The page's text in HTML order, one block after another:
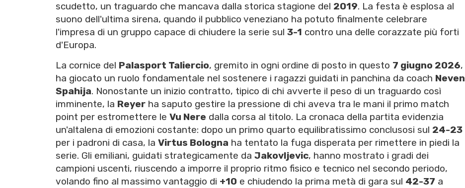
scudetto, un traguardo che mancava dalla storica stagione del 2019. La festa è esplosa al
suono dell'ultima sirena, quando il pubblico veneziano ha potuto finalmente celebrare
l'impresa di un gruppo capace di chiudere la serie sul 3-1 contro una delle corazzate più forti
d'Europa.
La cornice del Palasport Taliercio, gremito in ogni ordine di posto in questo 7 giugno 2026,
ha giocato un ruolo fondamentale nel sostenere i ragazzi guidati in panchina da coach Neven
Spahija. Nonostante un inizio contratto, tipico di chi avverte il peso di un traguardo così
imminente, la Reyer ha saputo gestire la pressione di chi aveva tra le mani il primo match
point per estromettere le Vu Nere dalla corsa al titolo. La cronaca della partita evidenzia
un'altalena di emozioni costante: dopo un primo quarto equilibratissimo conclusosi sul 24-23
per i padroni di casa, la Virtus Bologna ha tentato la fuga disperata per rimettere in piedi la
serie. Gli emiliani, guidati strategicamente da Jakovljevic, hanno mostrato i gradi dei
campioni uscenti, riuscendo a imporre il proprio ritmo fisico e tecnico nel secondo periodo,
volando fino al massimo vantaggio di +10 e chiudendo la prima metà di gara sul 42-37 a